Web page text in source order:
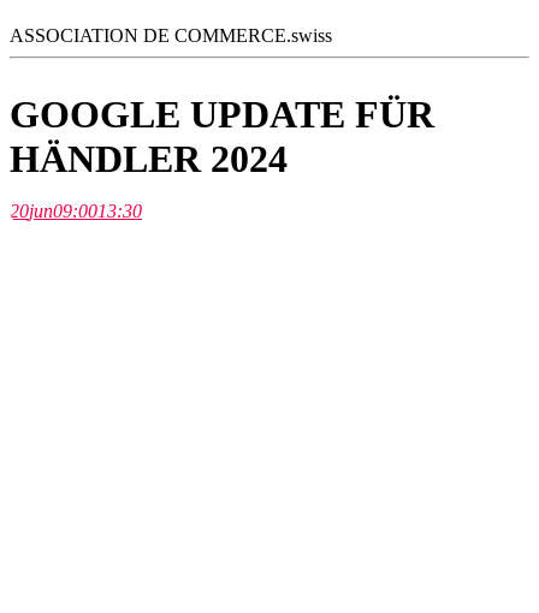
ASSOCIATION DE COMMERCE.swiss
GOOGLE UPDATE FÜR
HÄNDLER 2024
20jun09:0013:30